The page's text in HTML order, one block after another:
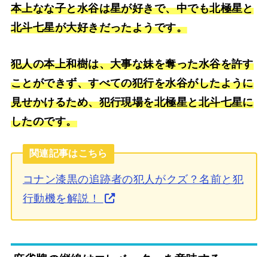
本上なな子と水谷は星が好きで、中でも北極星と
北斗七星が大好きだったようです。
犯人の本上和樹は、大事な妹を奪った水谷を許す
ことができず、すべての犯行を水谷がしたように
見せかけるため、犯行現場を北極星と北斗七星に
したのです。
関連記事はこちら
コナン漆黒の追跡者の犯人がクズ？名前と犯
行動機を解説！